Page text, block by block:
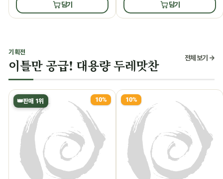
담기 담기
기획전
이틀만 공급! 대용량 두레맛찬 전체 보기 →
👑판매 1위 10% 10%